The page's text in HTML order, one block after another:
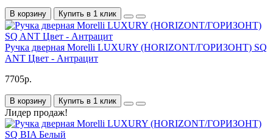
В корзину Купить в 1 клик
Ручка дверная Morelli LUXURY (HORIZONT/ГОРИЗОНТ) SQ
ANT Цвет - Антрацит
7705р.
В корзину Купить в 1 клик
Лидер продаж!